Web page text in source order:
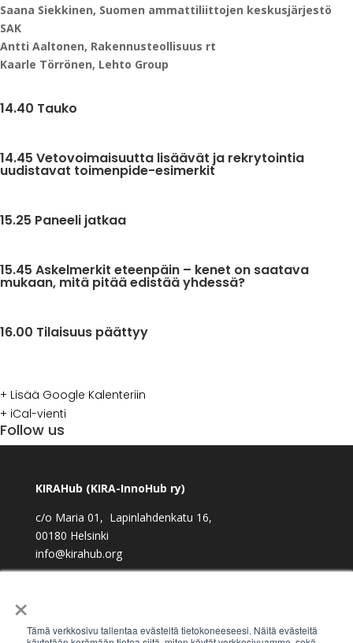
×
Tämä verkkosivu tallentaa evästeitä tietokoneeseesi. Näitä evästeitä
Saana Siekkinen, Suomen ammattiliittojen keskusjärjestö
SAK
Antti Aaltonen, Rakennusteollisuus rt
Kaarle Törrönen, Lehto Group
14.40 Tauko
14.45 Vetovoimaisuutta lisäävät ja rekrytointia
uudistavat toimenpide-esimerkit
15.25 Paneeli jatkaa
15.45 Askelmerkit eteenpäin – kenet on saatava
mukaan, mitä pitää edistää yhdessä?
16.00 Tilaisuus päättyy
+ Lisää Google Kalenteriin
+ iCal-vienti
Follow us
KIRAHub (KIRA-InnoHub ry)
c/o Maria 01, Lapinlahdenkatu 16,
00180 Helsinki
info@kirahub.org